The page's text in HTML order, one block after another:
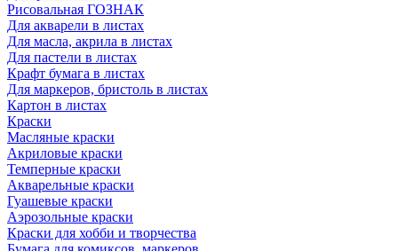
Рисовальная ГОЗНАК
Для акварели в листах
Для масла, акрила в листах
Для пастели в листах
Крафт бумага в листах
Для маркеров, бристоль в листах
Картон в листах
Краски
Масляные краски
Акриловые краски
Темперные краски
Акварельные краски
Гуашевые краски
Аэрозольные краски
Краски для хобби и творчества